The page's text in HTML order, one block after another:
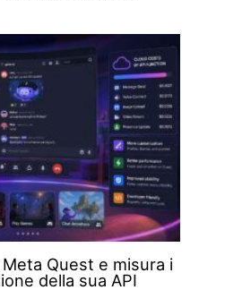
Quest e misura i
della sua API